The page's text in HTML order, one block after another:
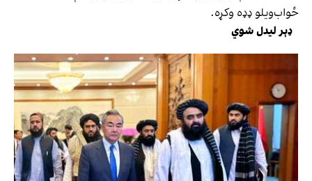
ځواب‌ویلو ډډه وکړه.
ډېر لیدل شوي